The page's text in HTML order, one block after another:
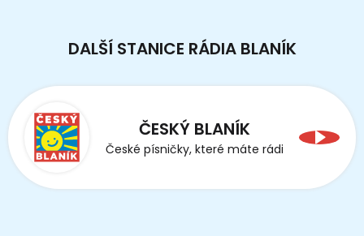
DALŠÍ STANICE RÁDIA BLANÍK
ČESKÝ BLANÍK
České písničky, které máte rádi